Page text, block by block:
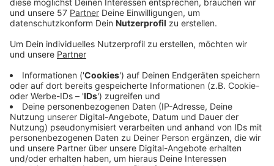
am Abend mit deutlich mehr Leuten auf den
Weihnachtsmärkten bei uns unterwegs gewesen.
Auch heute und an den nächsten Tagen wird mehr
Polizei vor Ort sein. Schon zum Start der
Weihnachtsmärkte seien die
Sicherheitsvorkehrungen streng gewesen, das
wurde jetzt nochmal erhöht, auch wenn es keine
konkreten Hinweise auf Anschlagspläne hier in
Wuppertal gebe. Das gilt für ganz NRW, das hat
das Innenministerium noch am Abend bekannt
gegeben. Es gibt derzeit keine Hinweis auf eine